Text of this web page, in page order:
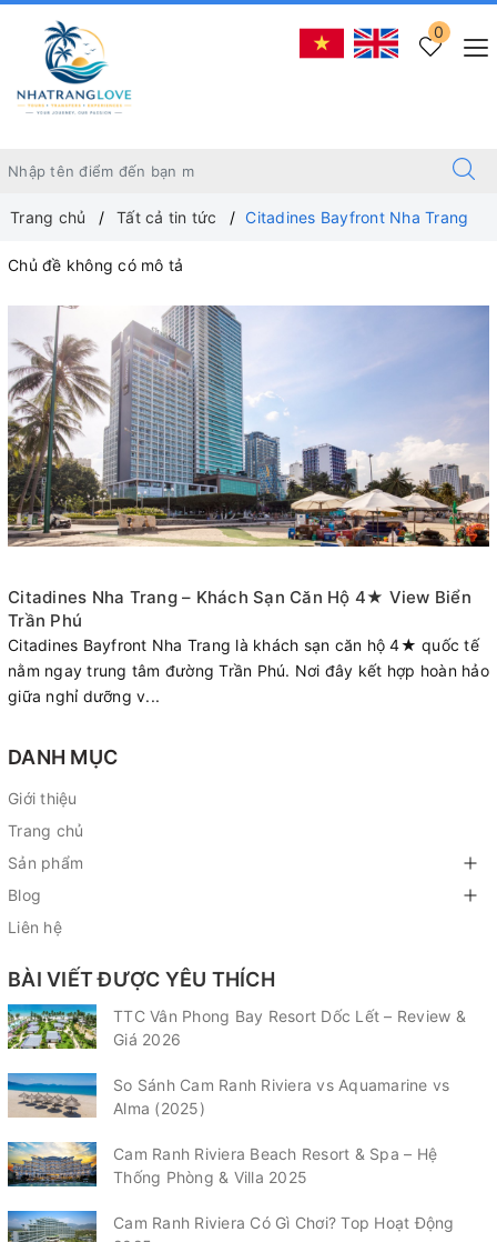
0
Trang chủ Tất cả tin tức Citadines Bayfront Nha Trang
Chủ đề không có mô tả
Citadines Nha Trang – Khách Sạn Căn Hộ 4★ View Biển
Trần Phú
Citadines Bayfront Nha Trang là khách sạn căn hộ 4★ quốc tế
nằm ngay trung tâm đường Trần Phú. Nơi đây kết hợp hoàn hảo
giữa nghỉ dưỡng v...
DANH MỤC
Giới thiệu
Trang chủ
Sản phẩm
Blog
Liên hệ
BÀI VIẾT ĐƯỢC YÊU THÍCH
TTC Vân Phong Bay Resort Dốc Lết – Review &
Giá 2026
So Sánh Cam Ranh Riviera vs Aquamarine vs
Alma (2025)
Cam Ranh Riviera Beach Resort & Spa – Hệ
Thống Phòng & Villa 2025
Cam Ranh Riviera Có Gì Chơi? Top Hoạt Động